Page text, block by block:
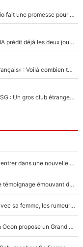
«Très, très agréablement surpris» : Bruno Genesio fait une promesse pour la suite du mercato de l’OM et rassure les supporters
PSG : Deux gros transferts bouclés en 2027 ? L'IA prédit déjà les deux joueurs qui pourraient rejoindre Luis Enrique !
«C'est un beau salaire par rapport à 90 % des Français» : Voilà combien touchait Nelson Monfort sur France Télévisions avant de rejoindre CNews
Ferran Torres a pris sa décision concernant le PSG : Un gros club étranger prêt à relancer le feuilleton pour la signature du champion du monde 2026 !
F1 - Alpine signe un accord «impensable» et va entrer dans une nouvelle dimension : Grande nouvelle pour Pierre Gasly !
F1 : « Je lui ai fait un câlin, puis j’ai dû partir...», le témoignage émouvant de Max Verstappen sur sa fille
F1 : Charles Leclerc surpris par les paparazzis avec sa femme, les rumeurs étaient vraies !
Comme pour le final du Tour de France, Esteban Ocon propose un Grand Prix de Formule 1 à Paris : «Autour de l’Arc de Triomphe, ce serait génial» !